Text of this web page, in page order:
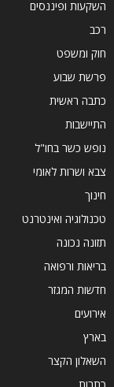
השקעות ופיננסים
רכב
חוק ומשפט
פרשת שבוע
כתבה ראשית
התיישבות
נופש כשר בחו"ל
צבא ושרות לאומי
חינוך
טכנולוגיה ואינטרנט
תזונה נכונה
בריאות ורפואה
חדשות המגזר
אירועים
בארץ
השאלון הקצר